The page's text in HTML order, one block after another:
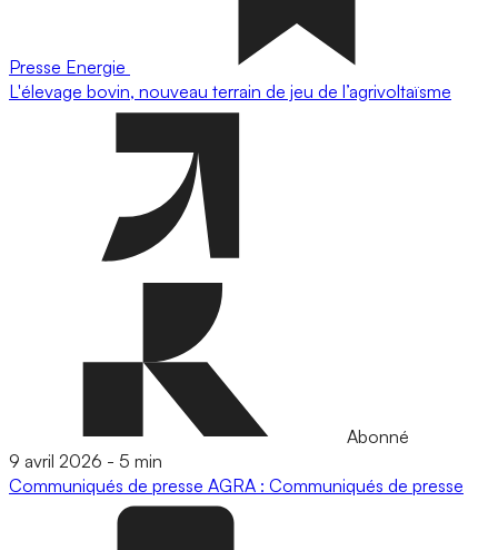
Presse Energie
L'élevage bovin, nouveau terrain de jeu de l’agrivoltaïsme
Abonné
9 avril 2026 - 5 min
Communiqués de presse AGRA : Communiqués de presse